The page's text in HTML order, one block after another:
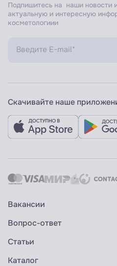
Подпишитесь на наши новости
актуальную и интересную
косметологиии
Скачивайте наше
Вакансии
Вопрос-ответ
Статьи
Каталог